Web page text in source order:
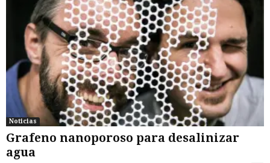
Noticias
Grafeno nanoporoso para desalinizar
agua